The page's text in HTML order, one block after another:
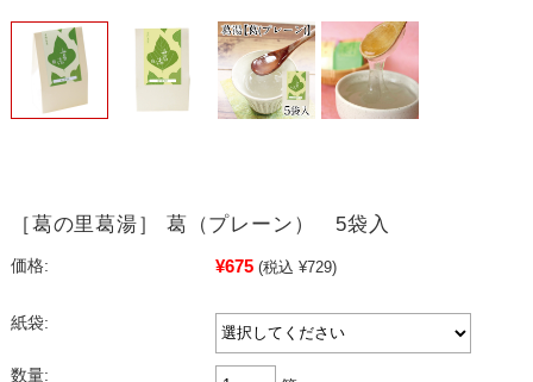
［葛の里葛湯］ 葛（プレーン） 5袋入
価格: ¥675 (税込 ¥729)
紙袋:
数量: